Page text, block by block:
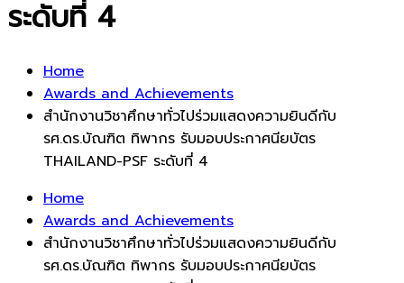
ระดับที่ 4
Home
Awards and Achievements
สำนักงานวิชาศึกษาทั่วไปร่วมแสดงความยินดีกับ
รศ.ดร.บัณฑิต ทิพากร รับมอบประกาศนียบัตร
THAILAND-PSF ระดับที่ 4
Home
Awards and Achievements
สำนักงานวิชาศึกษาทั่วไปร่วมแสดงความยินดีกับ
รศ.ดร.บัณฑิต ทิพากร รับมอบประกาศนียบัตร